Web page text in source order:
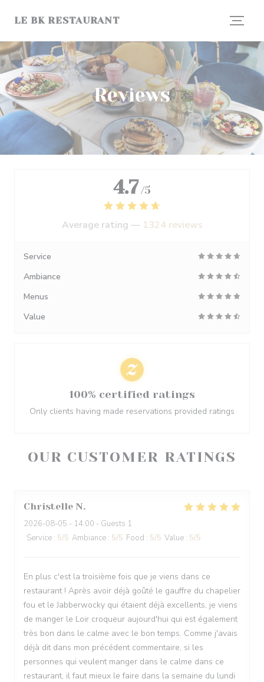
LE BK RESTAURANT
Reviews
OUR CUSTOMER RATINGS
Christelle N
2026-08-05 - 14:00 - Guests 1
Service : 5/5 Ambiance : 5/5 Food : 5/5 Value : 5/5
En plus c'est la troisième fois que je viens dans ce
restaurant ! Après avoir déjà goûté le gauffre du chapelier
fou et le Jabberwocky qui étaient déjà excellents, je viens
de manger le Loir croqueur aujourd'hui qui est également
très bon dans le calme avec le bon temps. Comme j'avais
déjà dit dans mon précédent commentaire, si les
personnes qui veulent manger dans le calme dans ce
restaurant, il faut mieux le faire dans la semaine du lundi
4.7 /5
Average rating — 1324 reviews
Service
Ambiance
Menus
Value
100% certified ratings
Only clients having made reservations provided ratings